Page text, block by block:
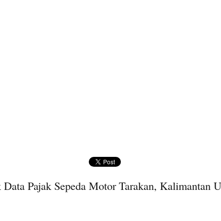
Data Pajak Sepeda Motor Tarakan, Kalimantan